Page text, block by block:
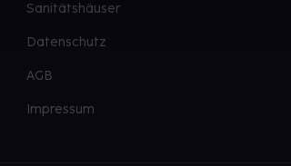
Sanitätshäuser
Datenschutz
AGB
Impressum